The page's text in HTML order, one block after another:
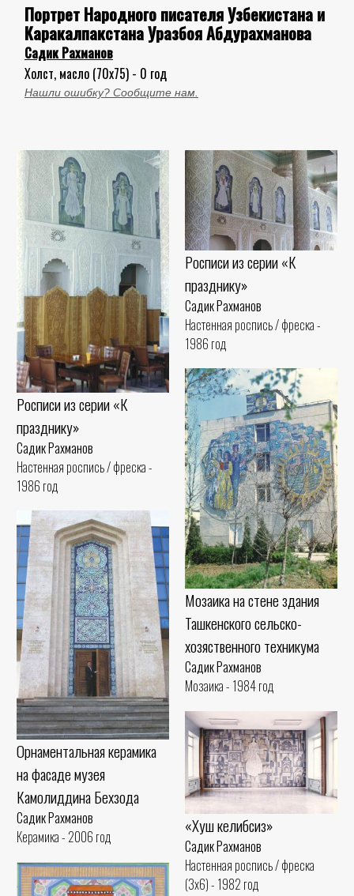
Портрет Народного писателя Узбекистана и
Каракалпакстана Уразбоя Абдурахманова
Садик Рахманов
Холст, масло (70x75) - 0 год
Нашли ошибку? Сообщите нам.
Росписи из серии «К
празднику»
Садик Рахманов
Настенная роспись / фреска -
1986 год
Росписи из серии «К
празднику»
Садик Рахманов
Настенная роспись / фреска -
1986 год
Мозаика на стене здания
Ташкенского сельско-
хозяственного техникума
Садик Рахманов
Мозаика - 1984 год
Орнаментальная керамика
на фасаде музея
Камолиддина Бехзода
Садик Рахманов
Керамика - 2006 год
«Хуш келибсиз»
Садик Рахманов
Настенная роспись / фреска
(3x6) - 1982 год